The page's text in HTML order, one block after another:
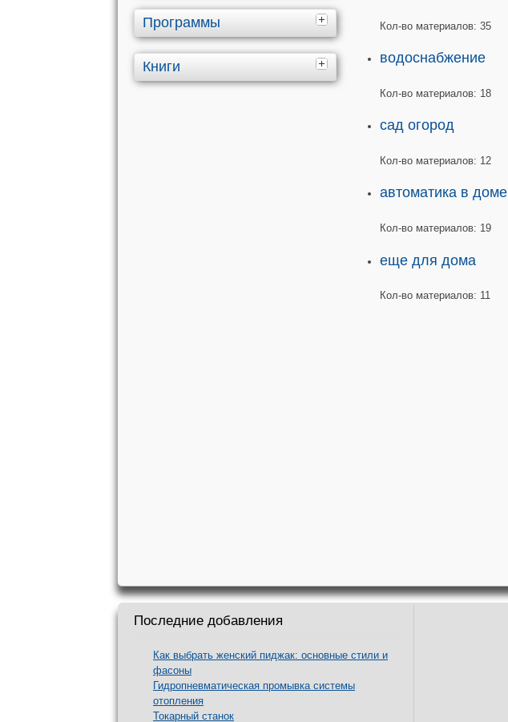
Программы
Книги
Кол-во материалов: 35
водоснабжение
Кол-во материалов: 18
сад огород
Кол-во материалов: 12
автоматика в доме
Кол-во материалов: 19
еще для дома
Кол-во материалов: 11
Последние добавления
Как выбрать женский пиджак: основные стили и
фасоны
Гидропневматическая промывка системы
отопления
Токарный станок